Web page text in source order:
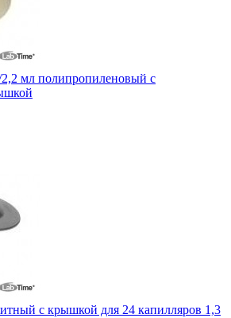
2,2 мл полипропиленовый с
с крышкой для 24 капилляров 1,3